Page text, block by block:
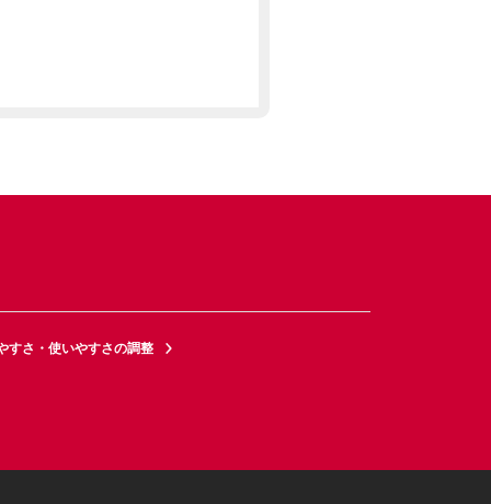
すさ・使いやすさの調整